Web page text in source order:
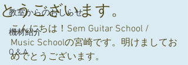
教室からのおしらせ
機材紹介
Q & A
とうございます。
こんにちは！Sem Guitar School /
Music Schoolの宮崎です。明けましてお
めでとうございます。